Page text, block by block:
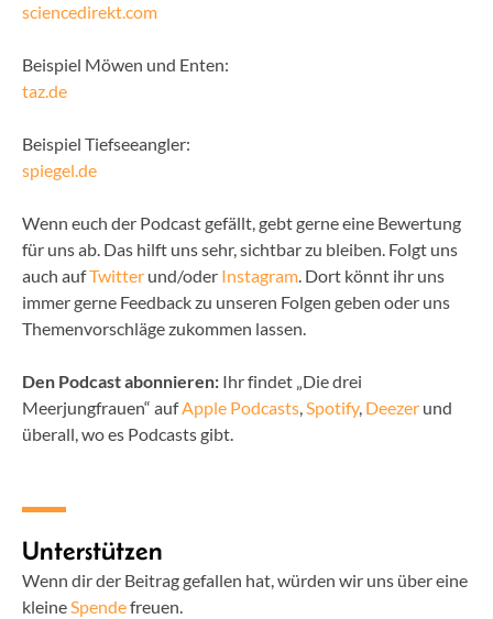
sciencedirekt.com
Beispiel Möwen und Enten:
taz.de
Beispiel Tiefseeangler:
spiegel.de
Wenn euch der Podcast gefällt, gebt gerne eine Bewertung
für uns ab. Das hilft uns sehr, sichtbar zu bleiben. Folgt uns
auch aufTwitter und/oder Instagram. Dort könnt ihr uns
immer gerne Feedback zu unseren Folgen geben oder uns
Themenvorschläge zukommen lassen.
Den Podcast abonnieren: Ihr findet „Die drei
Meerjungfrauen“ aufApple Podcasts,Spotify, Deezer und
überall, wo es Podcasts gibt.
Unterstützen
Wenn dir der Beitrag gefallen hat, würden wir uns über eine
kleineSpendefreuen.